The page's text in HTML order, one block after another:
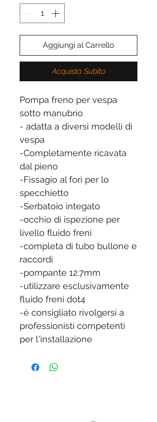
Aggiungi al Carrello
Acquista Subito
Pompa freno per vespa
sotto manubrio
- adatta a diversi modelli di
vespa
-Completamente ricavata
dal pieno
-Fissagio al fori per lo
specchietto
-Serbatoio integato
-occhio di ispezione per
livello fluido freni
-completa di tubo bullone e
raccordi
-pompante 12.7mm
-utilizzare esclusivamente
fluido freni dot4
-è consigliato rivolgersi a
professionisti competenti
per l'installazione